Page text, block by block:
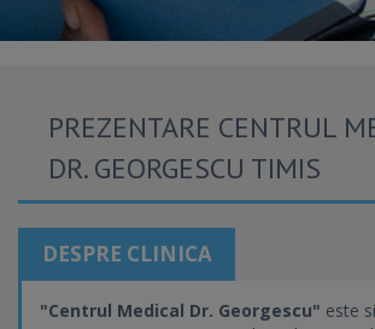
PREZENTARE CENTRUL
DR. GEORGESCU TIMIS
DESPRE CLINICA
"Centrul Medical Dr. Georgescu" este